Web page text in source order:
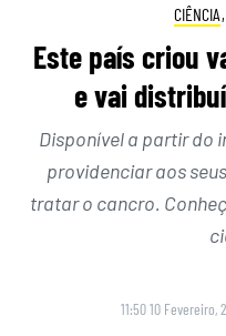
CIÊNCIA,
Este país criou
e vai
Disponível a partir do
providenciar aos
tratar o cancro.
11:50 10 Fevereiro,